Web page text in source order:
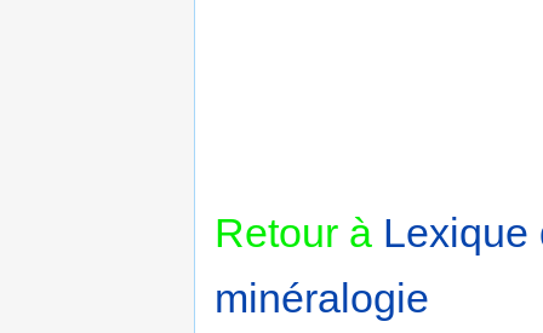
Retour à Lexique
minéralogie